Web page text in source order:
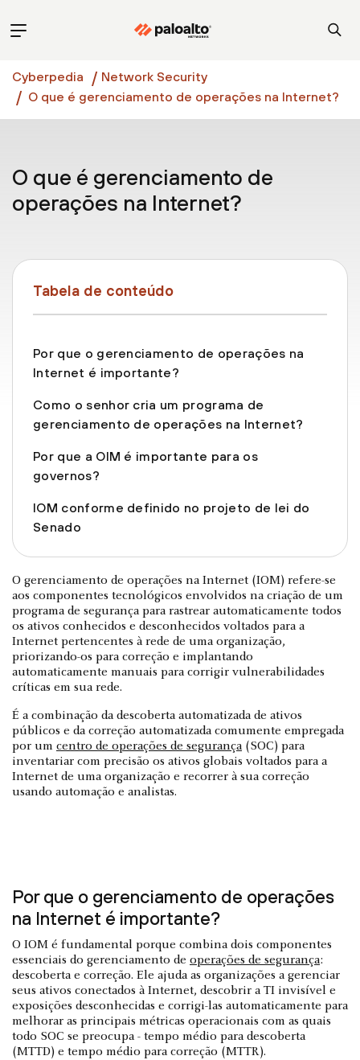
Cyberpedia
Network Security
O que é gerenciamento de operações na Internet?
O que é gerenciamento de
operações na Internet?
Tabela de conteúdo
Por que o gerenciamento de operações na
Internet é importante?
Como o senhor cria um programa de
gerenciamento de operações na Internet?
Por que a OIM é importante para os
governos?
IOM conforme definido no projeto de lei do
Senado
O gerenciamento de operações na Internet (IOM) refere-se
aos componentes tecnológicos envolvidos na criação de um
programa de segurança para rastrear automaticamente todos
os ativos conhecidos e desconhecidos voltados para a
Internet pertencentes à rede de uma organização,
priorizando-os para correção e implantando
automaticamente manuais para corrigir vulnerabilidades
críticas em sua rede.
É a combinação da descoberta automatizada de ativos
públicos e da correção automatizada comumente empregada
por um centro de operações de segurança (SOC) para
inventariar com precisão os ativos globais voltados para a
Internet de uma organização e recorrer à sua correção
usando automação e analistas.
Por que o gerenciamento de operações
na Internet é importante?
O IOM é fundamental porque combina dois componentes
essenciais do gerenciamento de operações de segurança:
descoberta e correção. Ele ajuda as organizações a gerenciar
seus ativos conectados à Internet, descobrir a TI invisível e
exposições desconhecidas e corrigi-las automaticamente para
melhorar as principais métricas operacionais com as quais
todo SOC se preocupa - tempo médio para descoberta
(MTTD) e tempo médio para correção (MTTR).